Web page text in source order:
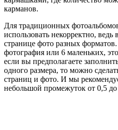
карманов.
Для традиционных
использовать некорректно,
странице фото разных
фотография или 6 маленьких,
если вы предполагаете
одного размера, то можно
страниц и фото. И мы
небольшой промежуток от 0,5